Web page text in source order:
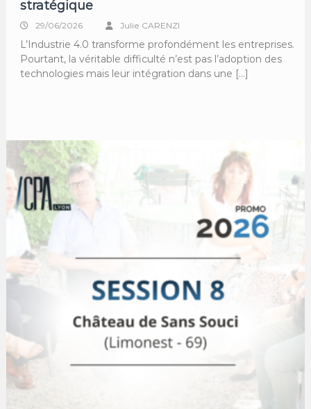
stratégique
29/06/2026 Julie CARENZI
L’Industrie 4.0 transforme profondément les entreprises.
Pourtant, la véritable difficulté n’est pas l’adoption des
technologies mais leur intégration dans une […]